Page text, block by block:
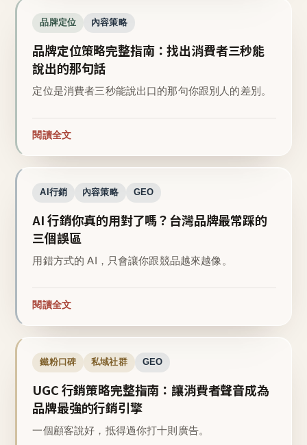
品牌定位 內容策略
品牌定位策略完整指南：找出消費者三秒能
說出的那句話
定位是消費者三秒能說出口的那句你跟別人的差別。
閱讀全文
AI行銷 內容策略 GEO
AI 行銷你真的用對了嗎？台灣品牌最常踩的
三個誤區
用錯方式的 AI，只會讓你跟競品越來越像。
閱讀全文
鐵粉口碑 私域社群 GEO
UGC 行銷策略完整指南：讓消費者聲音成為
品牌最強的行銷引擎
一個顧客說好，抵得過你打十則廣告。